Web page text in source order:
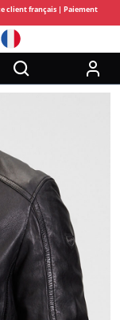
client français | Paiement